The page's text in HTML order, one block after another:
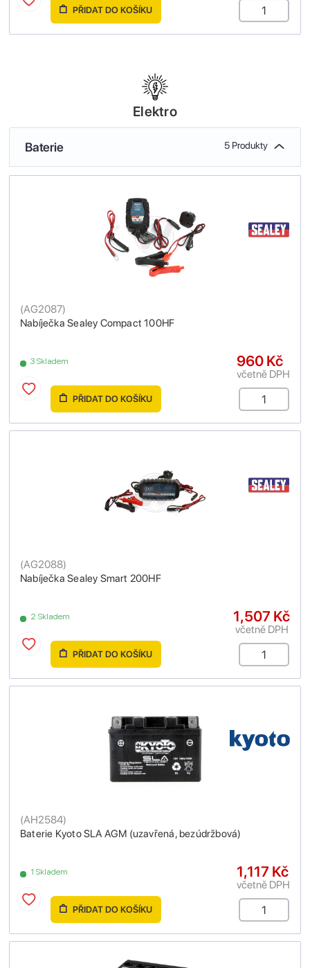
PŘIDAT DO KOŠÍKU
Elektro
Baterie 5 Produkty
Nabíječka Sealey Compact 100HF
(AG2087)
3 Skladem 960 Kč
včetně DPH
PŘIDAT DO KOŠÍKU
Nabíječka Sealey Smart 200HF
(AG2088)
2 Skladem 1,507 Kč
včetně DPH
PŘIDAT DO KOŠÍKU
Baterie Kyoto SLA AGM (uzavřená, bezúdržbová)
(AH2584)
1 Skladem 1,117 Kč
včetně DPH
PŘIDAT DO KOŠÍKU